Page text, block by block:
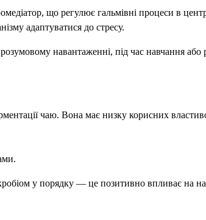
що регулює гальмівні процеси в
адаптуватися до стресу.
навантаженні, під час навчання або
чаю. Вона має низку корисних
у порядку — це позитивно впливає на